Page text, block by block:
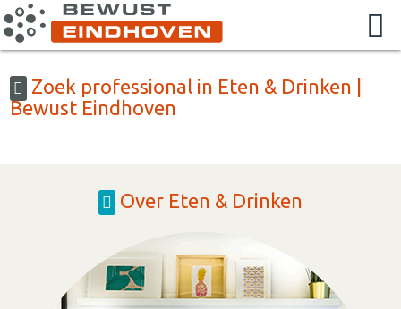
Zoek professional in Eten & Drinken |
Bewust Eindhoven
Over Eten & Drinken